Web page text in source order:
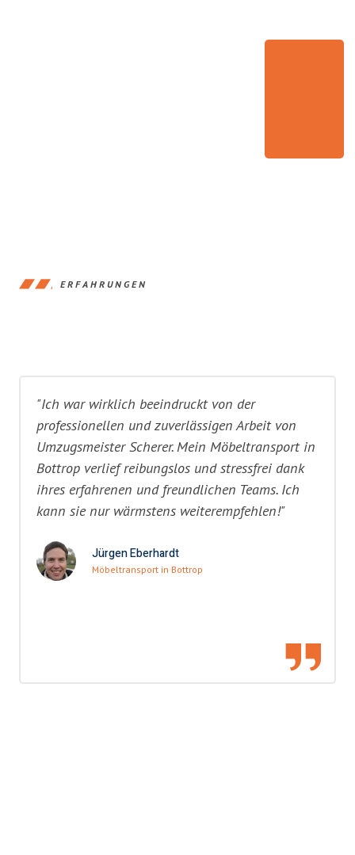
ERFAHRUNGEN
"Ich war wirklich beeindruckt von der
professionellen und zuverlässigen Arbeit von
Umzugsmeister Scherer. Mein Möbeltransport in
Bottrop verlief reibungslos und stressfrei dank
ihres erfahrenen und freundlichen Teams. Ich
kann sie nur wärmstens weiterempfehlen!"
Jürgen Eberhardt
Möbeltransport in Bottrop